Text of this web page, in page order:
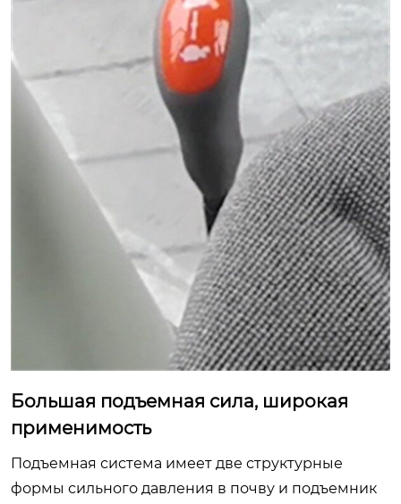
Большая подъемная сила, широкая
применимость
Подъемная система имеет две структурные
формы сильного давления в почву и подъемник